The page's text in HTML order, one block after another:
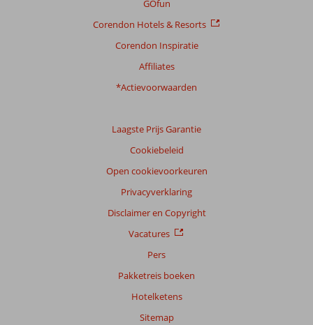
GOfun
Corendon Hotels & Resorts
Corendon Inspiratie
Affiliates
*Actievoorwaarden
Laagste Prijs Garantie
Cookiebeleid
Open cookievoorkeuren
Privacyverklaring
Disclaimer en Copyright
Vacatures
Pers
Pakketreis boeken
Hotelketens
Sitemap